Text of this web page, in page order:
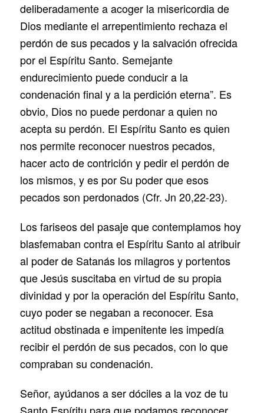
deliberadamente a acoger la misericordia de
Dios mediante el arrepentimiento rechaza el
perdón de sus pecados y la salvación ofrecida
por el Espíritu Santo. Semejante
endurecimiento puede conducir a la
condenación final y a la perdición eterna”. Es
obvio, Dios no puede perdonar a quien no
acepta su perdón. El Espíritu Santo es quien
nos permite reconocer nuestros pecados,
hacer acto de contrición y pedir el perdón de
los mismos, y es por Su poder que esos
pecados son perdonados (Cfr. Jn 20,22-23).
Los fariseos del pasaje que contemplamos hoy
blasfemaban contra el Espíritu Santo al atribuir
al poder de Satanás los milagros y portentos
que Jesús suscitaba en virtud de su propia
divinidad y por la operación del Espíritu Santo,
cuyo poder se negaban a reconocer. Esa
actitud obstinada e impenitente les impedía
recibir el perdón de sus pecados, con lo que
compraban su condenación.
Señor, ayúdanos a ser dóciles a la voz de tu